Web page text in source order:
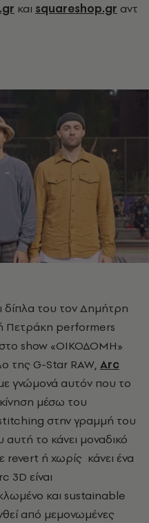
και squareshop.gr αντ
Πετράκη performers
show «ΟΙΚΟΔΟΜΗ»
της G-Star RAW, Arc
γνώμονά αυτόν που το
μέσω του
στην γραμμή του
αυτή το κάνει μοναδικό
revert ή χωρίς κάνει ένα
είναι
και sustainable
από μεμονωμένες